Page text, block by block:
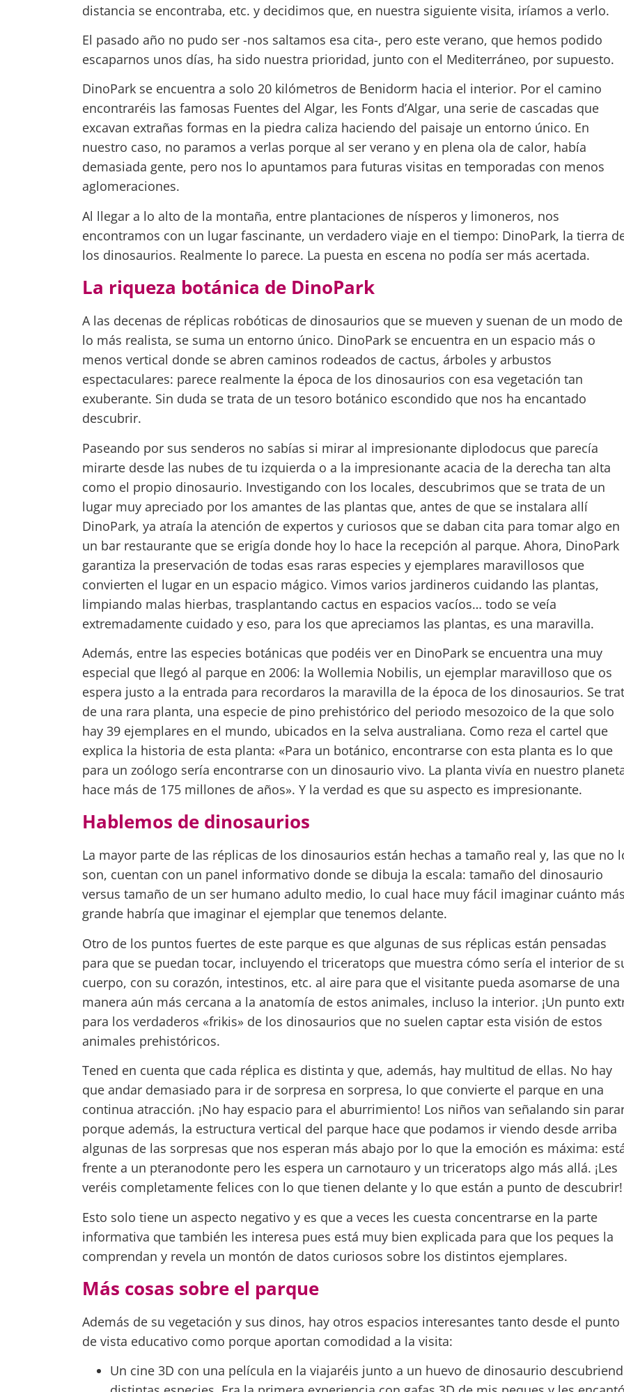
distancia se encontraba, etc. y decidimos que, en nuestra siguiente visita, iríamos a verlo.
El pasado año no pudo ser -nos saltamos esa cita-, pero este verano, que hemos podido
escaparnos unos días, ha sido nuestra prioridad, junto con el Mediterráneo, por supuesto.
DinoPark se encuentra a solo 20 kilómetros de Benidorm hacia el interior. Por el camino
encontraréis las famosas Fuentes del Algar, les Fonts d’Algar, una serie de cascadas que
excavan extrañas formas en la piedra caliza haciendo del paisaje un entorno único. En
nuestro caso, no paramos a verlas porque al ser verano y en plena ola de calor, había
demasiada gente, pero nos lo apuntamos para futuras visitas en temporadas con menos
aglomeraciones.
Al llegar a lo alto de la montaña, entre plantaciones de nísperos y limoneros, nos
encontramos con un lugar fascinante, un verdadero viaje en el tiempo: DinoPark, la tierra
los dinosaurios. Realmente lo parece. La puesta en escena no podía ser más acertada.
La riqueza botánica de DinoPark
A las decenas de réplicas robóticas de dinosaurios que se mueven y suenan de un modo de
lo más realista, se suma un entorno único. DinoPark se encuentra en un espacio más o
menos vertical donde se abren caminos rodeados de cactus, árboles y arbustos
espectaculares: parece realmente la época de los dinosaurios con esa vegetación tan
exuberante. Sin duda se trata de un tesoro botánico escondido que nos ha encantado
descubrir.
Paseando por sus senderos no sabías si mirar al impresionante diplodocus que parecía
mirarte desde las nubes de tu izquierda o a la impresionante acacia de la derecha tan alta
como el propio dinosaurio. Investigando con los locales, descubrimos que se trata de un
lugar muy apreciado por los amantes de las plantas que, antes de que se instalara allí
DinoPark, ya atraía la atención de expertos y curiosos que se daban cita para tomar algo en
un bar restaurante que se erigía donde hoy lo hace la recepción al parque. Ahora, DinoPark
garantiza la preservación de todas esas raras especies y ejemplares maravillosos que
convierten el lugar en un espacio mágico. Vimos varios jardineros cuidando las plantas,
limpiando malas hierbas, trasplantando cactus en espacios vacíos… todo se veía
extremadamente cuidado y eso, para los que apreciamos las plantas, es una maravilla.
Además, entre las especies botánicas que podéis ver en DinoPark se encuentra una muy
especial que llegó al parque en 2006: la Wollemia Nobilis, un ejemplar maravilloso que os
espera justo a la entrada para recordaros la maravilla de la época de los dinosaurios. Se
de una rara planta, una especie de pino prehistórico del periodo mesozoico de la que solo
hay 39 ejemplares en el mundo, ubicados en la selva australiana. Como reza el cartel que
explica la historia de esta planta: «Para un botánico, encontrarse con esta planta es lo que
para un zoólogo sería encontrarse con un dinosaurio vivo. La planta vivía en nuestro
hace más de 175 millones de años». Y la verdad es que su aspecto es impresionante.
Hablemos de dinosaurios
La mayor parte de las réplicas de los dinosaurios están hechas a tamaño real y, las que no
son, cuentan con un panel informativo donde se dibuja la escala: tamaño del dinosaurio
versus tamaño de un ser humano adulto medio, lo cual hace muy fácil imaginar cuánto
grande habría que imaginar el ejemplar que tenemos delante.
Otro de los puntos fuertes de este parque es que algunas de sus réplicas están pensadas
para que se puedan tocar, incluyendo el triceratops que muestra cómo sería el interior de
cuerpo, con su corazón, intestinos, etc. al aire para que el visitante pueda asomarse de una
manera aún más cercana a la anatomía de estos animales, incluso la interior. ¡Un punto
para los verdaderos «frikis» de los dinosaurios que no suelen captar esta visión de estos
animales prehistóricos.
Tened en cuenta que cada réplica es distinta y que, además, hay multitud de ellas. No hay
que andar demasiado para ir de sorpresa en sorpresa, lo que convierte el parque en una
continua atracción. ¡No hay espacio para el aburrimiento! Los niños van señalando sin
porque además, la estructura vertical del parque hace que podamos ir viendo desde arriba
algunas de las sorpresas que nos esperan más abajo por lo que la emoción es máxima:
frente a un pteranodonte pero les espera un carnotauro y un triceratops algo más allá. ¡Les
veréis completamente felices con lo que tienen delante y lo que están a punto de descubrir!
Esto solo tiene un aspecto negativo y es que a veces les cuesta concentrarse en la parte
informativa que también les interesa pues está muy bien explicada para que los peques la
comprendan y revela un montón de datos curiosos sobre los distintos ejemplares.
Más cosas sobre el parque
Además de su vegetación y sus dinos, hay otros espacios interesantes tanto desde el punto
de vista educativo como porque aportan comodidad a la visita:
Un cine 3D con una película en la viajaréis junto a un huevo de dinosaurio